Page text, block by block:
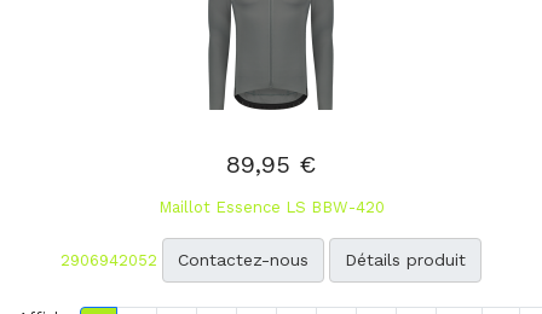
89,95 €
Maillot Essence LS BBW-420
2906942052 Contactez-nous Détails produit